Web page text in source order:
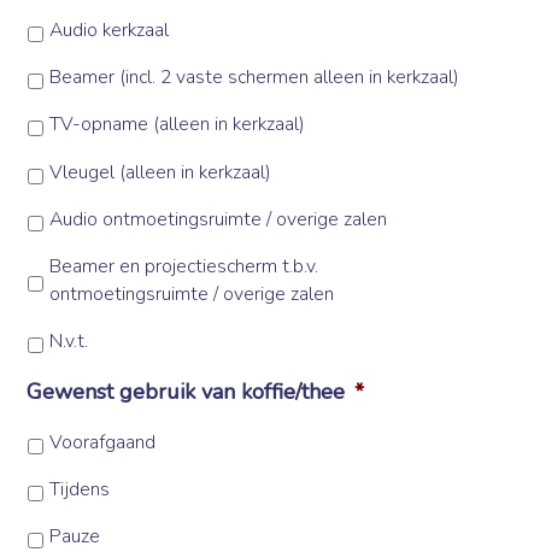
Audio kerkzaal
Beamer (incl. 2 vaste schermen alleen in kerkzaal)
TV-opname (alleen in kerkzaal)
Vleugel (alleen in kerkzaal)
Audio ontmoetingsruimte / overige zalen
Beamer en projectiescherm t.b.v.
ontmoetingsruimte / overige zalen
N.v.t.
Gewenst gebruik van koffie/thee *
Voorafgaand
Tijdens
Pauze